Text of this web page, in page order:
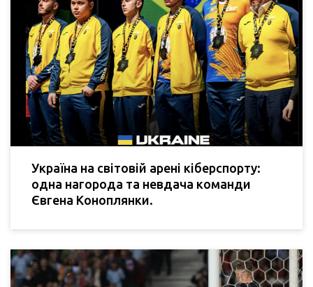
Україна на світовій арені кіберспорту:
одна нагорода та невдача команди
Євгена Коноплянки.